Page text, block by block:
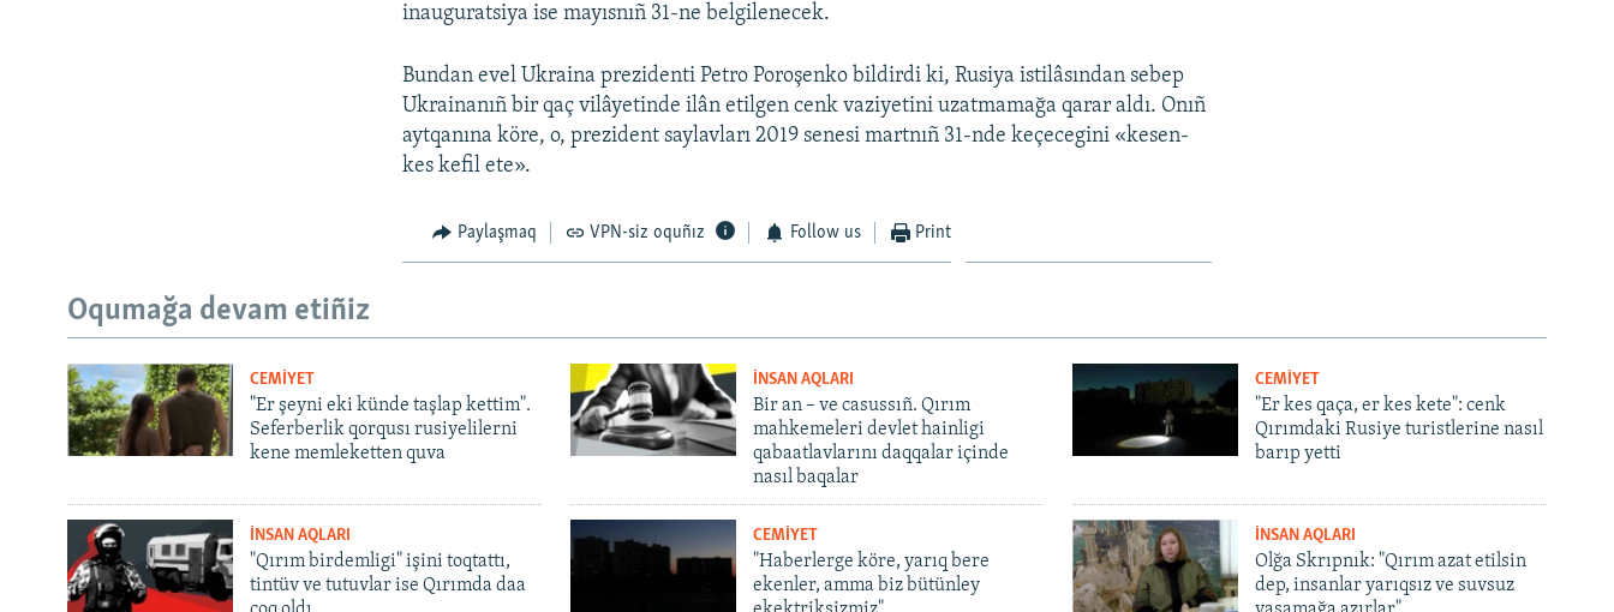
inauguratsiya ise mayısnıñ 31-ne belgilenecek.
Bundan evel Ukraina prezidenti Petro Poroşenko bildirdi ki, Rusiya istilâsından sebep
Ukrainanıñ bir qaç vilâyetinde ilân etilgen cenk vaziyetini uzatmamağa qarar aldı. Onıñ
aytqanına köre, o, prezident saylavları 2019 senesi martnıñ 31-nde keçecegini «kesen-
kes kefil ete».
Paylaşmaq VPN-siz oquñız Follow us Print
Oqumağa devam etiñiz
CEMİYET
"Er şeyni eki künde taşlap kettim".
Seferberlik qorqusı rusiyelilerni
kene memleketten quva
İNSAN AQLARI
Bir an – ve casussıñ. Qırım
mahkemeleri devlet hainligi
qabaatlavlarını daqqalar içinde
nasıl baqalar
CEMİYET
"Er kes qaça, er kes kete": cenk
Qırımdaki Rusiye turistlerine nasıl
barıp yetti
İNSAN AQLARI
"Qırım birdemligi" işini toqtattı,
tintüv ve tutuvlar ise Qırımda daa
CEMİYET
"Haberlerge köre, yarıq bere
ekenler, amma biz bütünley
İNSAN AQLARI
Olğa Skrıpnık: "Qırım azat etilsin
dep, insanlar yarıqsız ve suvsuz